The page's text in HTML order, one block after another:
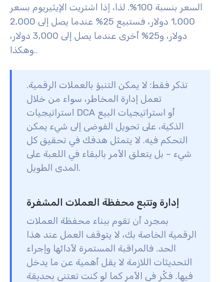
السعر بنسبة 100%. لذا، إذا اشتريت الإيثيريوم بسعر
1,000 دولار، فستبيع 25% عندما يصل إلى 2,000
دولار، و25% أخرى عندما يصل إلى 3,000 دولار،
وهكذا..
تذكر فقط: لا يمكن التنبؤ بالعملات الرقمية.
تعمل إدارة المخاطر، سواء من خلال
استراتيجيات DCA أو استراتيجيات البيع
الذكية، على تحويل الفوضى إلى شيء يمكن
التحكم فيه. لا يتمثل هدفك في تحقيق كل
شيء – بل يتعلق الأمر بالبقاء في اللعبة على
المدى الطويل.
إدارة وتتبع محفظة العملات المشفرة
بمجرد أن تقوم ببناء محفظة العملات
الرقمية الخاصة بك، لا يتوقف العمل عند هذا
الحد. فالمراقبة المستمرة لأدائها وإجراء
التحديثات اللازمة لا يقل أهمية عن ما يدخل
فيها. فكّر في الأمر كما لو كنت تعتني بحديقة